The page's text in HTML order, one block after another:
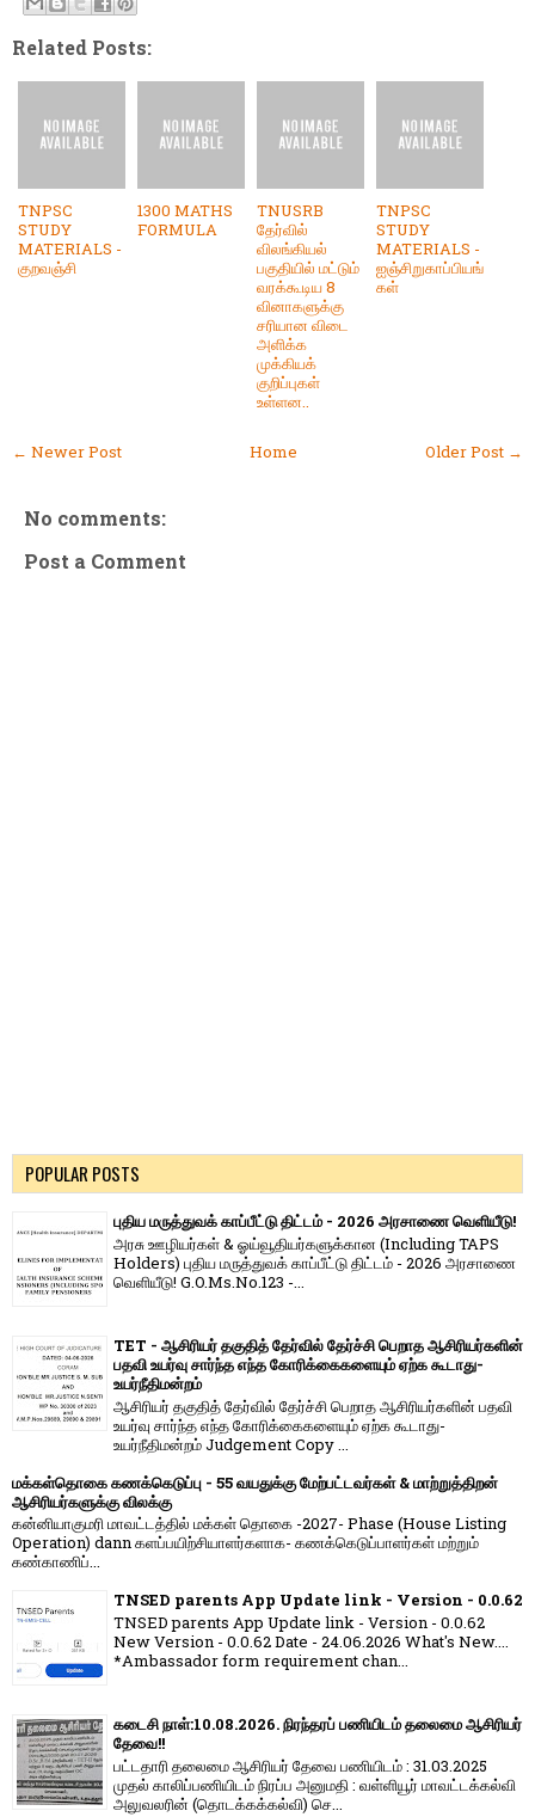
Related Posts:
TNPSC
STUDY
MATERIALS -
குறவஞ்சி
1300 MATHS
FORMULA
TNUSRB
தேர்வில்
விலங்கியல்
பகுதியில் மட்டும்
வரக்கூடிய 8
வினாகளுக்கு
சரியான விடை
அளிக்க
முக்கியக்
குறிப்புகள்
உள்ளன..
TNPSC
STUDY
MATERIALS -
ஐஞ்சிறுகாப்பியங்
கள்
← Newer Post Older Post →
Home
No comments:
Post a Comment
POPULAR POSTS
புதிய மருத்துவக் காப்பீட்டு திட்டம் - 2026 அரசாணை வெளியீடு!
அரசு ஊழியர்கள் & ஓய்வூதியர்களுக்கான (Including TAPS
Holders) புதிய மருத்துவக் காப்பீட்டு திட்டம் - 2026 அரசாணை
வெளியீடு! G.O.Ms.No.123 -...
TET - ஆசிரியர் தகுதித் தேர்வில் தேர்ச்சி பெறாத ஆசிரியர்களின்
பதவி உயர்வு சார்ந்த எந்த கோரிக்கைகளையும் ஏற்க கூடாது-
உயர்நீதிமன்றம்
ஆசிரியர் தகுதித் தேர்வில் தேர்ச்சி பெறாத ஆசிரியர்களின் பதவி
உயர்வு சார்ந்த எந்த கோரிக்கைகளையும் ஏற்க கூடாது-
உயர்நீதிமன்றம் Judgement Copy ...
மக்கள்தொகை கணக்கெடுப்பு - 55 வயதுக்கு மேற்பட்டவர்கள் & மாற்றுத்திறன்
ஆசிரியர்களுக்கு விலக்கு
கன்னியாகுமரி மாவட்டத்தில் மக்கள் தொகை -2027- Phase (House Listing
Operation) dann களப்பயிற்சியாளர்களாக- கணக்கெடுப்பாளர்கள் மற்றும்
கண்காணிப்...
TNSED parents App Update link - Version - 0.0.62
TNSED parents App Update link - Version - 0.0.62
New Version - 0.0.62 Date - 24.06.2026 What's New....
*Ambassador form requirement chan...
கடைசி நாள்:10.08.2026. நிரந்தரப் பணியிடம் தலைமை ஆசிரியர்
தேவை!!
பட்டதாரி தலைமை ஆசிரியர் தேவை பணியிடம் : 31.03.2025
முதல் காலிப்பணியிடம் நிரப்ப அனுமதி : வள்ளியூர் மாவட்டக்கல்வி
அலுவலரின் (தொடக்கக்கல்வி) செ...